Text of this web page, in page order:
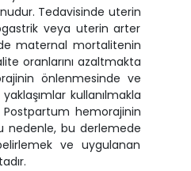
Tedavisinde uterin
veya uterin arter
maternal mortalitenin
oranlarını azaltmakta
önlenmesinde ve
kullanılmakla
Postpartum hemorajinin
nedenle, bu derlemede
ve uygulanan